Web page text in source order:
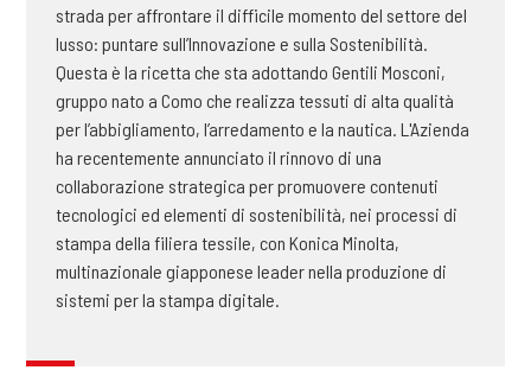
strada per affrontare il difficile momento del settore del
lusso: puntare sull’Innovazione e sulla Sostenibilità.
Questa è la ricetta che sta adottando Gentili Mosconi,
gruppo nato a Como che realizza tessuti di alta qualità
per l’abbigliamento, l’arredamento e la nautica. L'Azienda
ha recentemente annunciato il rinnovo di una
collaborazione strategica per promuovere contenuti
tecnologici ed elementi di sostenibilità, nei processi di
stampa della filiera tessile, con Konica Minolta,
multinazionale giapponese leader nella produzione di
sistemi per la stampa digitale.